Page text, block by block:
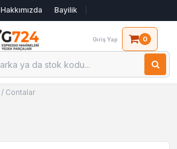
Hakkımızda Bayilik
Giriş Yap 0
/ Contalar